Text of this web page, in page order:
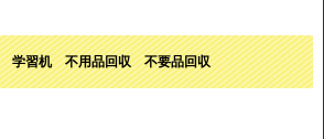
習机 不用品回収 不要品回収